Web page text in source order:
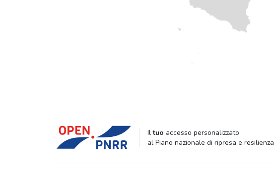
Iltuo accesso personalizzato
al Piano nazionale di ripresa e resilienza